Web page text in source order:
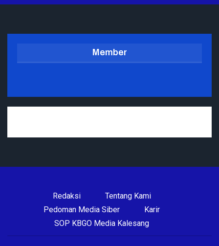
Member
Redaksi
Tentang Kami
Pedoman Media Siber
Karir
SOP KBGO Media Kalesang